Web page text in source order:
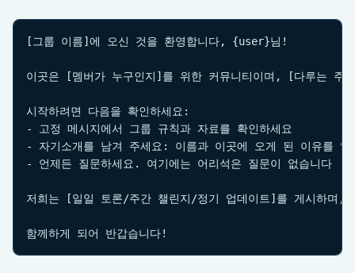
[그룹 이름]에 오신 것을 환영합니다, {user}님!
이곳은 [멤버가 누구인지]를 위한 커뮤니티이며, [다루는 주
시작하려면 다음을 확인하세요:
- 고정 메시지에서 그룹 규칙과 자료를 확인하세요
- 자기소개를 남겨 주세요: 이름과 이곳에 오게 된 이유를 알
- 언제든 질문하세요. 여기에는 어리석은 질문이 없습니다
저희는 [일일 토론/주간 챌린지/정기 업데이트]를 게시하며,
함께하게 되어 반갑습니다!